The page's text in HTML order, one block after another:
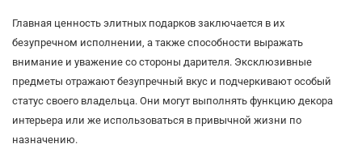
Главная ценность элитных подарков заключается в их
безупречном исполнении, а также способности выражать
внимание и уважение со стороны дарителя. Эксклюзивные
предметы отражают безупречный вкус и подчеркивают особый
статус своего владельца. Они могут выполнять функцию декора
интерьера или же использоваться в привычной жизни по
назначению.